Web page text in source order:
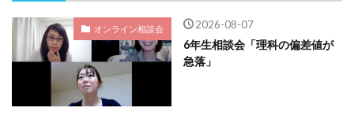
オンライン相談会 2026-08-07
6年生相談会「理科の偏差値が
急落」